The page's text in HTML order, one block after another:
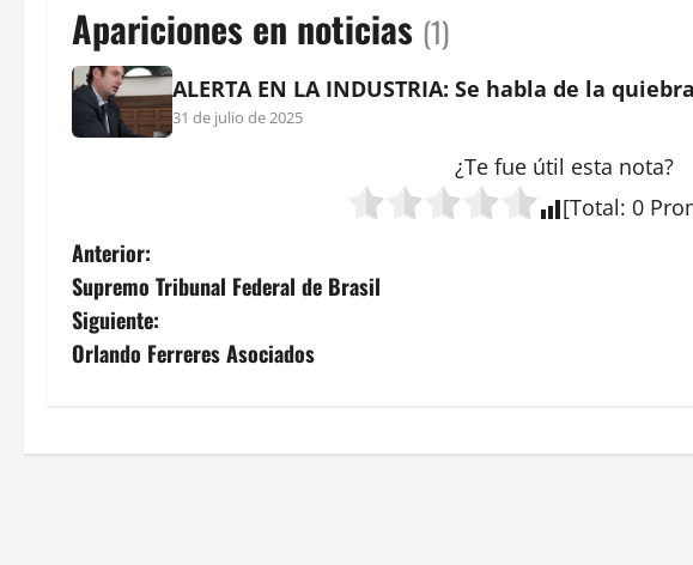
Apariciones en noticias (1)
ALERTA EN LA INDUSTRIA: Se habla de la
31 de julio de 2025
¿Te fue útil esta nota?
[Total: 0
N
a
v
g
Anterior:
Supremo Tribunal Federal de Brasil
Siguiente:
Orlando Ferreres Asociados